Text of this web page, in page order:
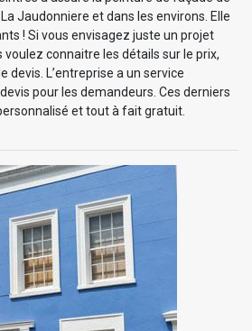
Jaudonniere et dans les environs. Elle
! Si vous envisagez juste un projet
connaitre les détails sur le prix,
devis. L’entreprise a un service
pour les demandeurs. Ces derniers
et tout à fait gratuit.